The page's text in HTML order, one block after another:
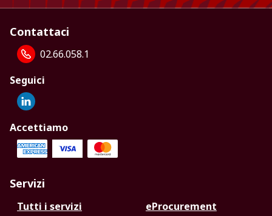
Contattaci
02.66.058.1
Seguici
Accettiamo
Servizi
Tutti i servizi
eProcurement